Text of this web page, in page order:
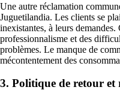
Une autre réclamation
Juguetilandia. Les clients se
inexistantes, à leurs
professionnalisme et des
problèmes. Le manque de
mécontentement des
3. Politique de retour et